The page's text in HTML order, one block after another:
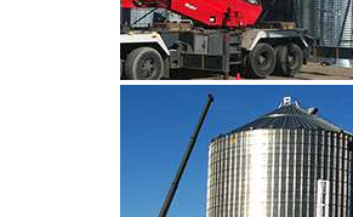
CLIQUEZ POUR